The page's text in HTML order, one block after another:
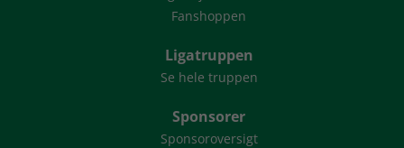
Fanshoppen
Ligatruppen
Se hele truppen
Sponsorer
Sponsoroversigt